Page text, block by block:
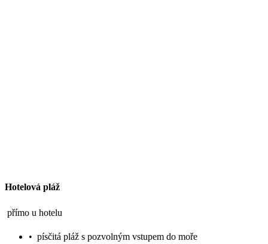
Hotelová pláž
přímo u hotelu
• písčitá pláž s pozvolným vstupem do moře